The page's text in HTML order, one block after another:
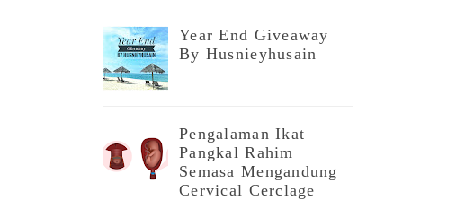
Year End Giveaway
By Husnieyhusain
Pengalaman Ikat
Pangkal Rahim
Semasa Mengandung
Cervical Cerclage